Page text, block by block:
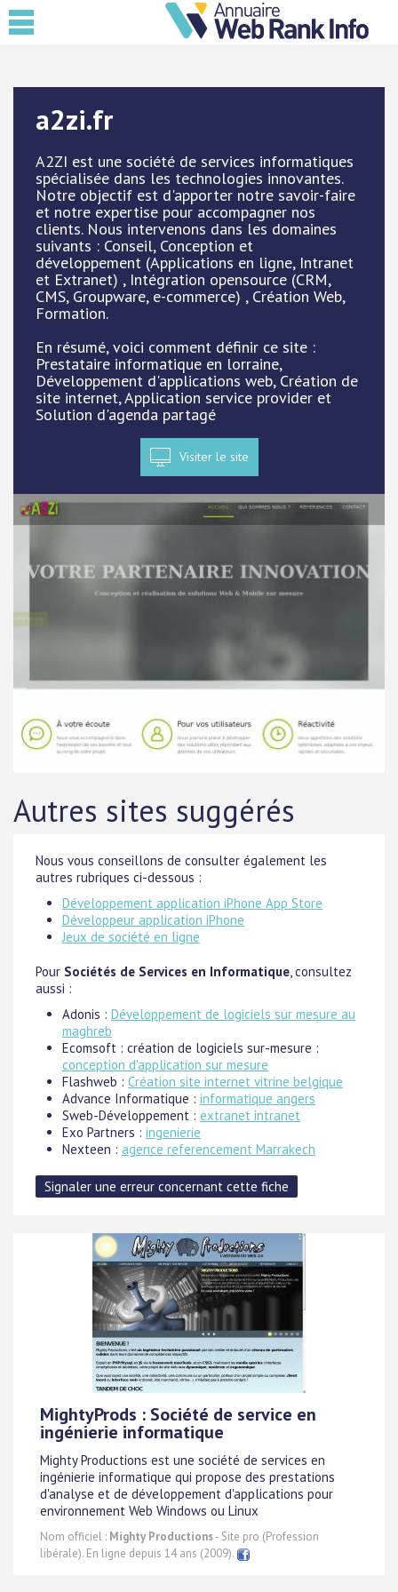
a2zi.fr
A2ZI est une société de services informatiques
spécialisée dans les technologies innovantes.
Notre objectif est d'apporter notre savoir-faire
et notre expertise pour accompagner nos
clients. Nous intervenons dans les domaines
suivants : Conseil, Conception et
développement (Applications en ligne, Intranet
et Extranet) , Intégration opensource (CRM,
CMS, Groupware, e-commerce) , Création Web,
Formation.
En résumé, voici comment définir ce site :
Prestataire informatique en lorraine,
Développement d'applications web, Création de
site internet, Application service provider et
Solution d'agenda partagé
Visiter le site
Autres sites suggérés
Nous vous conseillons de consulter également les
autres rubriques ci-dessous :
Développement application iPhone App Store
Développeur application iPhone
Jeux de société en ligne
Pour Sociétés de Services en Informatique, consultez
aussi :
Adonis : Développement de logiciels sur mesure au
maghreb
Ecomsoft : création de logiciels sur-mesure :
conception d'application sur mesure
Flashweb : Création site internet vitrine belgique
Advance Informatique : informatique angers
Sweb-Développement : extranet intranet
Exo Partners : ingenierie
Nexteen : agence referencement Marrakech
MightyProds : Société de service en
ingénierie informatique
Mighty Productions est une société de services en
ingénierie informatique qui propose des prestations
d'analyse et de développement d'applications pour
environnement Web Windows ou Linux
Nom officiel : Mighty Productions- Site pro (Profession
libérale). En ligne depuis 14 ans (2009).